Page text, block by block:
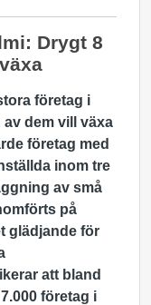
Drygt 8
företag i
dem vill växa
företag med
inom tre
av små
på
glädjande för
att bland
företag i